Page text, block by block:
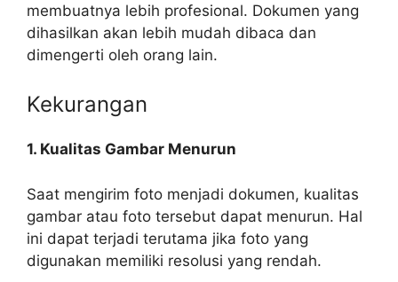
membuatnya lebih profesional. Dokumen yang
dihasilkan akan lebih mudah dibaca dan
dimengerti oleh orang lain.
Kekurangan
1. Kualitas Gambar Menurun
Saat mengirim foto menjadi dokumen, kualitas
gambar atau foto tersebut dapat menurun. Hal
ini dapat terjadi terutama jika foto yang
digunakan memiliki resolusi yang rendah.